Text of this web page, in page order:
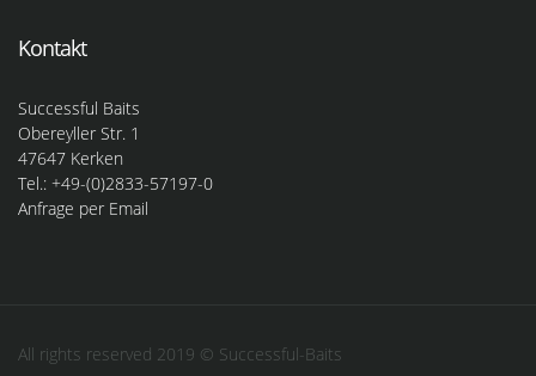
Kontakt
Successful Baits
Obereyller Str. 1
47647 Kerken
Tel.: +49-(0)2833-57197-0
Anfrage per Email
All rights reserved 2019 © Successful-Baits